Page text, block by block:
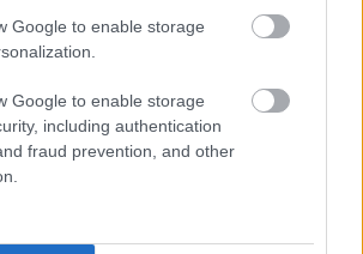
Google to enable storage
Google to enable storage
including authentication
fraud prevention, and other
άκρες στα φυτά – Το λάθος με το